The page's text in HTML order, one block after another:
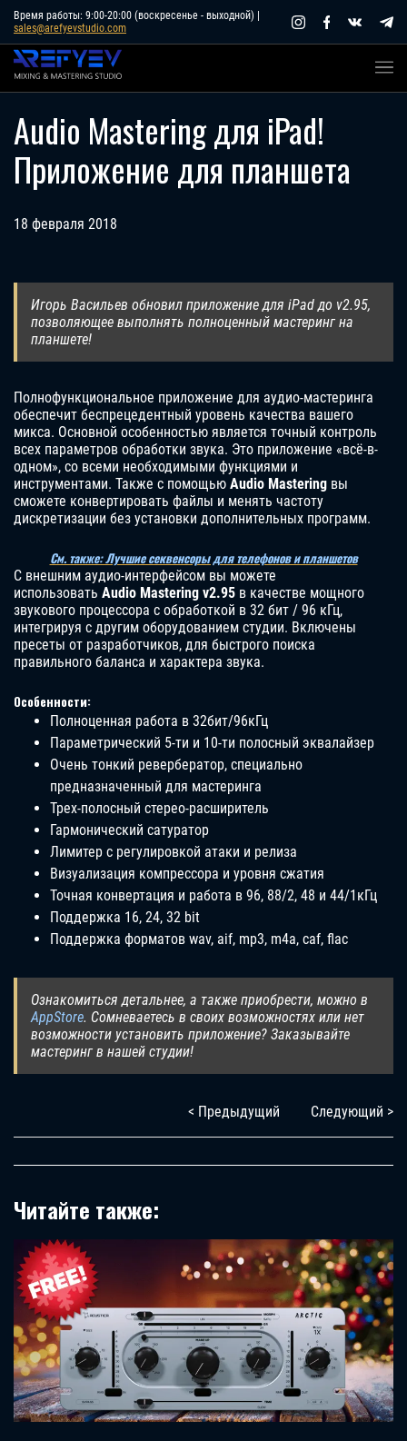
Skip
content
Время работы: 9:00-20:00 (воскресенье - выходной) |
sales@arefyevstudio.com
Audio Mastering для iPad!
Приложение для планшета
18 февраля 2018
Игорь Васильев обновил приложение для iPad до v2.95,
позволяющее выполнять полноценный мастеринг на
планшете!
Полнофункциональное приложение для аудио-мастеринга
обеспечит беспрецедентный уровень качества вашего
микса. Основной особенностью является точный контроль
всех параметров обработки звука. Это приложение «всё-в-
одном», со всеми необходимыми функциями и
инструментами. Также с помощью Audio Mastering вы
сможете конвертировать файлы и менять частоту
дискретизации без установки дополнительных программ.
См. также: Лучшие секвенсоры для телефонов и планшетов
С внешним аудио-интерфейсом вы можете
использовать Audio Mastering v2.95 в качестве мощного
звукового процессора с обработкой в 32 бит / 96 кГц,
интегрируя с другим оборудованием студии. Включены
пресеты от разработчиков, для быстрого поиска
правильного баланса и характера звука.
Особенности:
Полноценная работа в 32бит/96кГц
Параметрический 5-ти и 10-ти полосный эквалайзер
Очень тонкий ревербератор, специально
предназначенный для мастеринга
Трех-полосный стерео-расширитель
Гармонический сатуратор
Лимитер с регулировкой атаки и релиза
Визуализация компрессора и уровня сжатия
Точная конвертация и работа в 96, 88/2, 48 и 44/1кГц
Поддержка 16, 24, 32 bit
Поддержка форматов wav, aif, mp3, m4a, caf, flac
Ознакомиться детальнее, а также приобрести, можно в
AppStore. Сомневаетесь в своих возможностях или нет
возможности установить приложение? Заказывайте
мастеринг в нашей студии!
< Предыдущий Следующий >
Читайте также: